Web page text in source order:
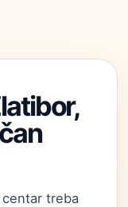
treba